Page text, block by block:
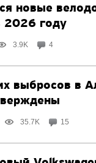
новые
2026 году
3.9K 4
выбросов в
35.7K 15